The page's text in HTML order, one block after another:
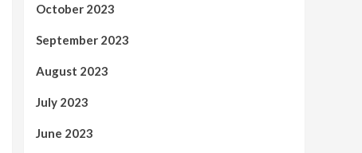
October 2023
September 2023
August 2023
July 2023
June 2023